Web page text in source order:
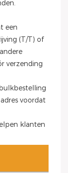
(T/T) of
verzending
voordat